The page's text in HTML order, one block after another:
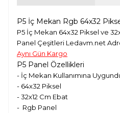
P5 İç Mekan Rgb 64x32
P5 İç Mekan 64x32 Piksel ve
Panel Çeşitleri Ledavm.net
Aynı Gün Kargo
P5 Panel Özellikleri
- İç Mekan Kullanımına
- 64x32 Piksel
- 32x12 Cm Ebat
- Rgb Panel